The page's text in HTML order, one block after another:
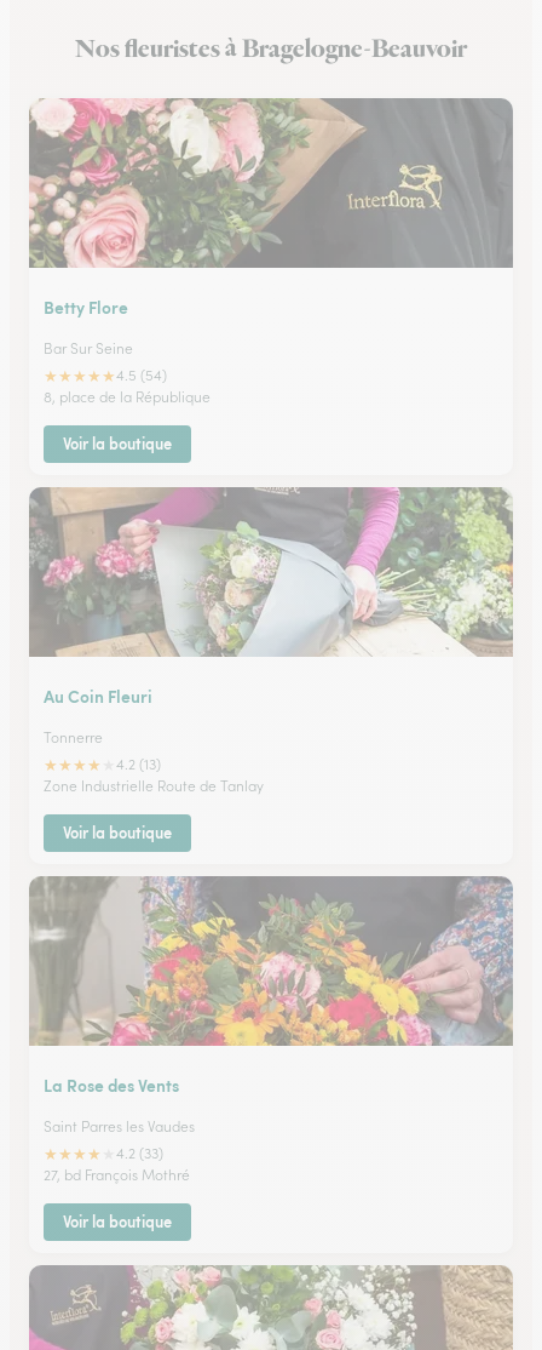
Nos fleuristes à Bragelogne-Beauvoir
Betty Flore
Bar Sur Seine
★★★★★4.5 (54)
8, place de la République
Voir la boutique
Au Coin Fleuri
Tonnerre
★★★★
4.2 (13)
Zone Industrielle Route de Tanlay
Voir la boutique
La Rose des Vents
Saint Parres les Vaudes
★★★★
4.2 (33)
27, bd François Mothré
Voir la boutique